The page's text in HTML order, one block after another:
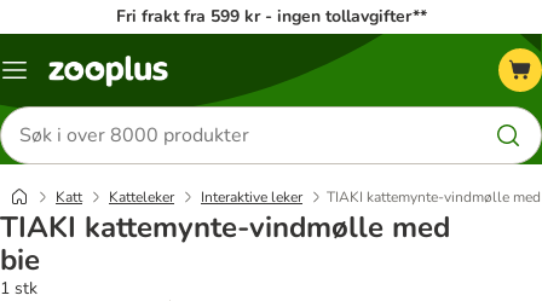
Fri frakt fra 599 kr - ingen tollavgifter**
Katalogmeny
Søk
etter
produkter
Katt Katteleker Interaktive leker TIAKI kattemynte-vindmølle
TIAKI kattemynte-vindmølle med
bie
1 stk